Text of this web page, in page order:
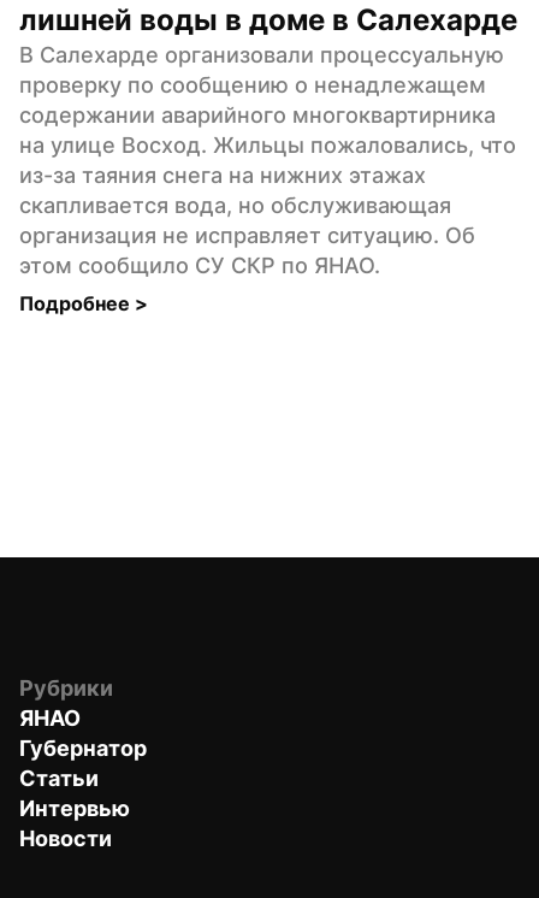
лишней воды в доме в Салехарде
В Салехарде организовали процессуальную
проверку по сообщению о ненадлежащем
содержании аварийного многоквартирника
на улице Восход. Жильцы пожаловались, что
из-за таяния снега на нижних этажах
скапливается вода, но обслуживающая
организация не исправляет ситуацию. Об
этом сообщило СУ СКР по ЯНАО.
Подробнее >
Рубрики
ЯНАО
Губернатор
Статьи
Интервью
Новости